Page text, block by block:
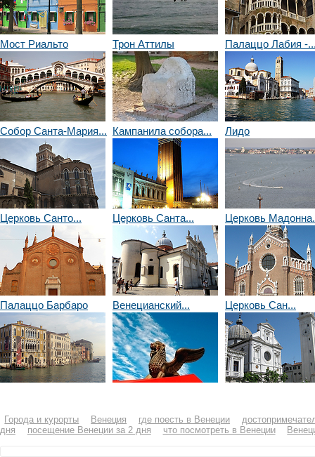
Мост Риальто Трон Аттилы Палаццо Лабия -
Собор Санта-Мария... Кампанила собора... Лидо
Церковь Санто... Церковь Санта... Церковь
Палаццо Барбаро Венецианский... Церковь Сан...
Города и курорты Венеция где поесть в Венеции
дня
посещение Венеции за 2 дня что посмотреть в Венеции